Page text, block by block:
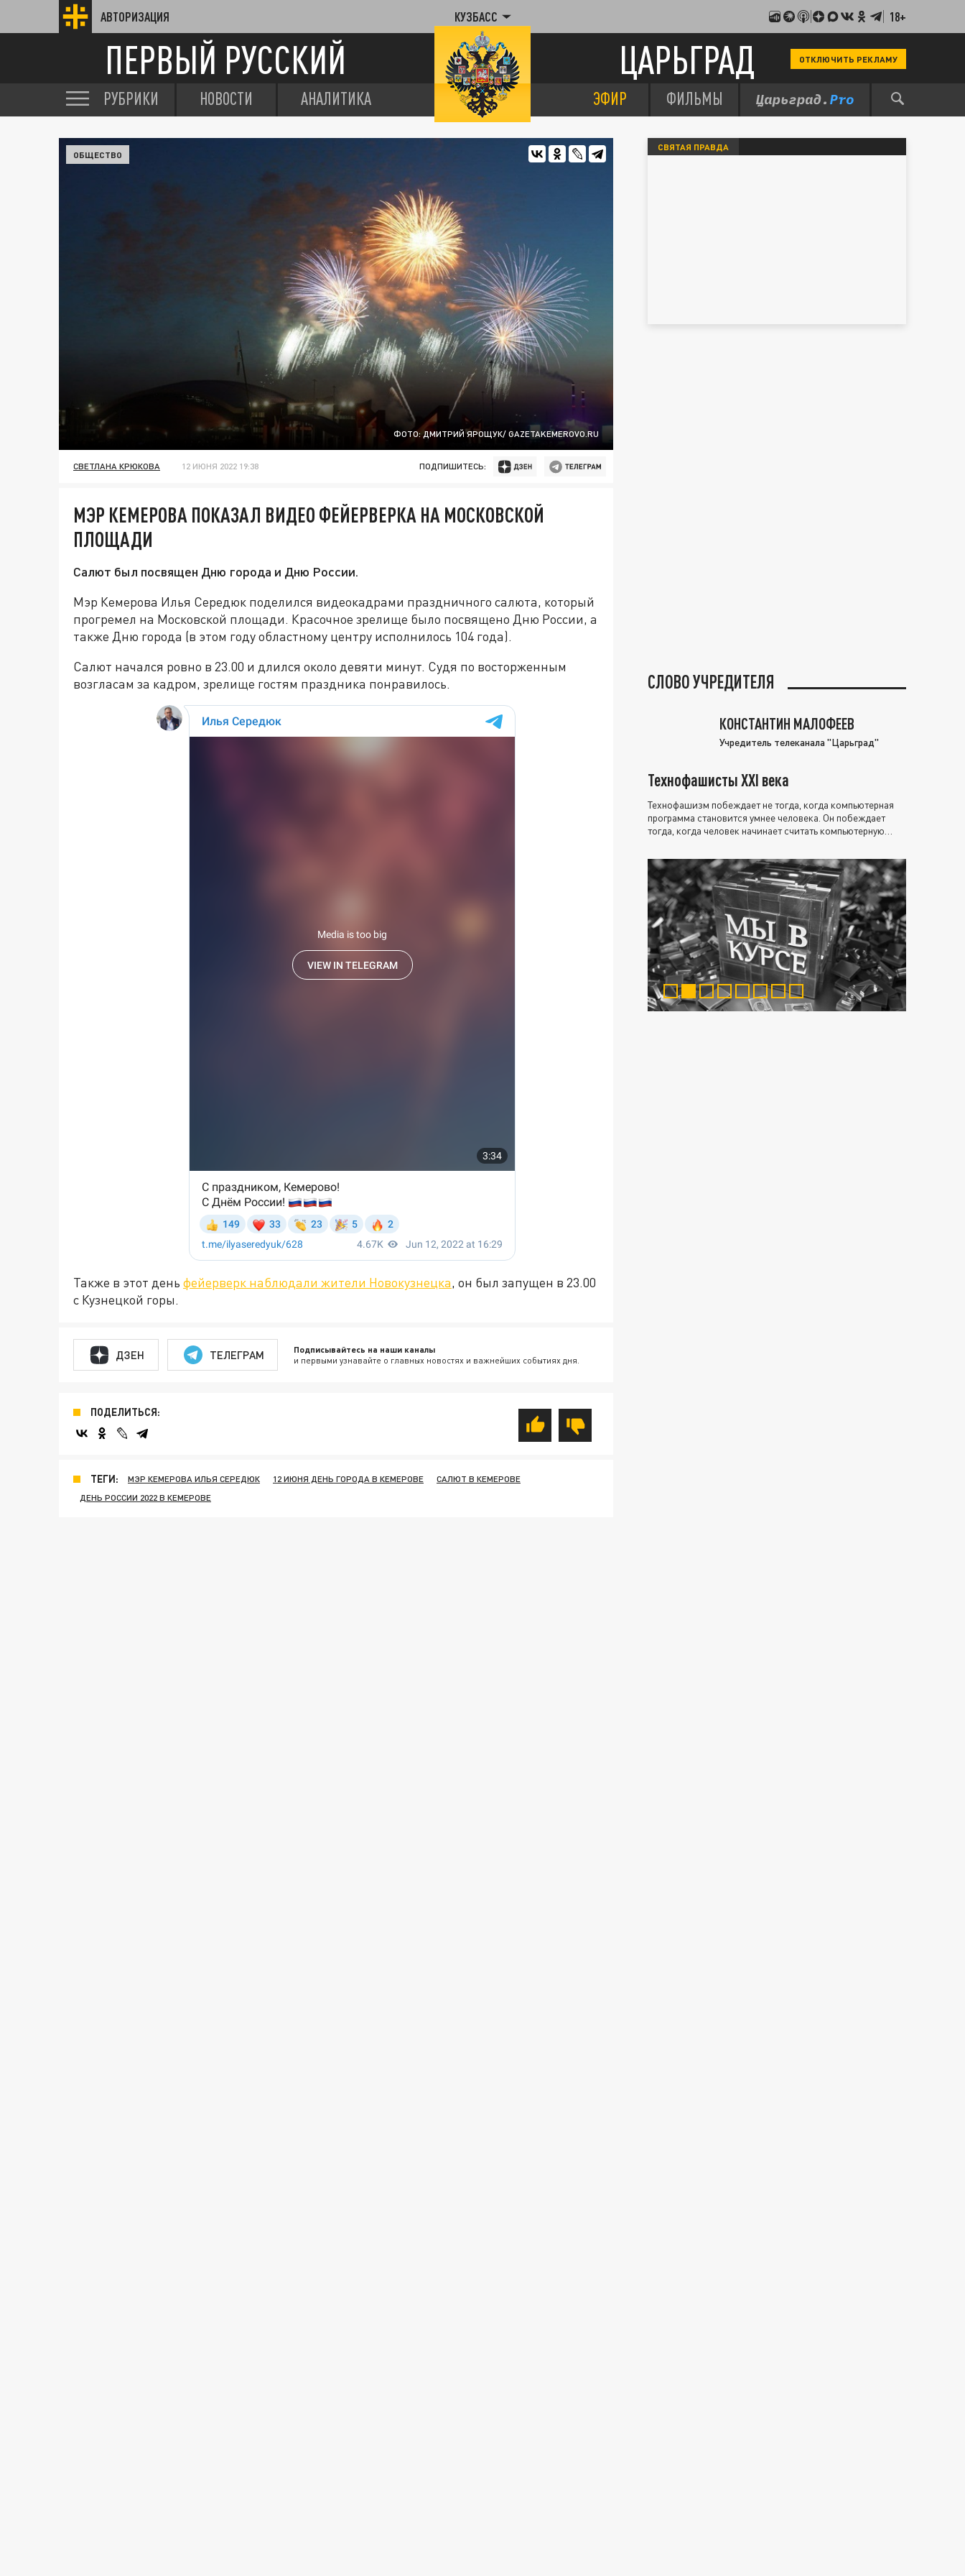
АВТОРИЗАЦИЯ КУЗБАСС 18+
ПЕРВЫЙ РУССКИЙ ЦАРЬГРАД ОТКЛЮЧИТЬ РЕКЛАМУ
РУБРИКИ НОВОСТИ АНАЛИТИКА ЭФИР ФИЛЬМЫ
ФОТО: ДМИТРИЙ ЯРОЩУК/ GAZETAKEMEROVO.RU
ОБЩЕСТВО
СВЕТЛАНА КРЮКОВА 12 ИЮНЯ 2022 19:38 ПОДПИШИТЕСЬ:
МЭР КЕМЕРОВА ПОКАЗАЛ ВИДЕО ФЕЙЕРВЕРКА НА МОСКОВСКОЙ
ПЛОЩАДИ
Салют был посвящен Дню города и Дню России.
Мэр Кемерова Илья Середюк поделился видеокадрами праздничного салюта, который
прогремел на Московской площади. Красочное зрелище было посвящено Дню России, а
также Дню города (в этом году областному центру исполнилось 104 года).
Салют начался ровно в 23.00 и длился около девяти минут. Судя по восторженным
возгласам за кадром, зрелище гостям праздника понравилось.
Также в этот день фейерверк наблюдали жители Новокузнецка, он был запущен в 23.00
с Кузнецкой горы.
ДЗЕН ТЕЛЕГРАМ Подписывайтесь на наши каналы
и первыми узнавайте о главных новостях и важнейших событиях дня.
ПОДЕЛИТЬСЯ:
ТЕГИ: МЭР КЕМЕРОВА ИЛЬЯ СЕРЕДЮК 12 ИЮНЯ ДЕНЬ ГОРОДА В КЕМЕРОВЕ
САЛЮТ В КЕМЕРОВЕ
ДЕНЬ РОССИИ 2022 В КЕМЕРОВЕ
СВЯТАЯ ПРАВДА
СЛОВО УЧРЕДИТЕЛЯ
КОНСТАНТИН МАЛОФЕЕВ
Учредитель телеканала "Царьград"
Технофашисты XXI века
Технофашизм побеждает не тогда, когда компьютерная
программа становится умнее человека. Он побеждает
тогда, когда человек начинает считать компьютерную